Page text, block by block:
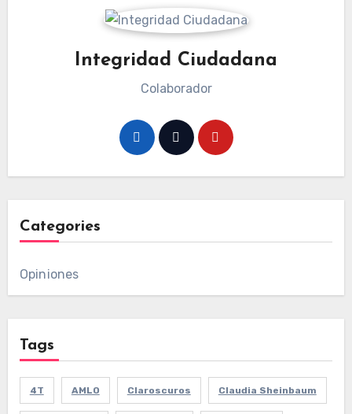
Integridad Ciudadana
Colaborador
Categories
Opiniones
Tags
4T AMLO Claroscuros Claudia Sheinbaum